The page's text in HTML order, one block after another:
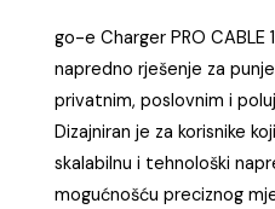
go-e Charger PRO CABLE
napredno rješenje za
privatnim, poslovnim i
Dizajniran je za korisnike
skalabilnu i tehnološki
mogućnošću preciznog